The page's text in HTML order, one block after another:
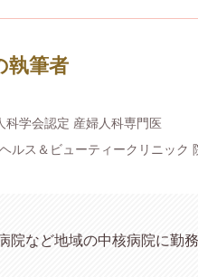
執筆者
科学会認定 産婦人科専門医
ルス＆ビューティークリニック
院など地域の中核病院に勤